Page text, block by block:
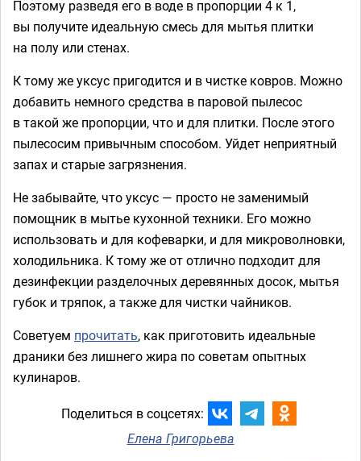
Поэтому разведя его в воде в пропорции 4 к 1,
вы получите идеальную смесь для мытья плитки
на полу или стенах.
К тому же уксус пригодится и в чистке ковров. Можно
добавить немного средства в паровой пылесос
в такой же пропорции, что и для плитки. После этого
пылесосим привычным способом. Уйдет неприятный
запах и старые загрязнения.
Не забывайте, что уксус — просто не заменимый
помощник в мытье кухонной техники. Его можно
использовать и для кофеварки, и для микроволновки,
холодильника. К тому же от отлично подходит для
дезинфекции разделочных деревянных досок, мытья
губок и тряпок, а также для чистки чайников.
Советуем прочитать, как приготовить идеальные
драники без лишнего жира по советам опытных
кулинаров.
Поделиться в соцсетях:
Елена Григорьева